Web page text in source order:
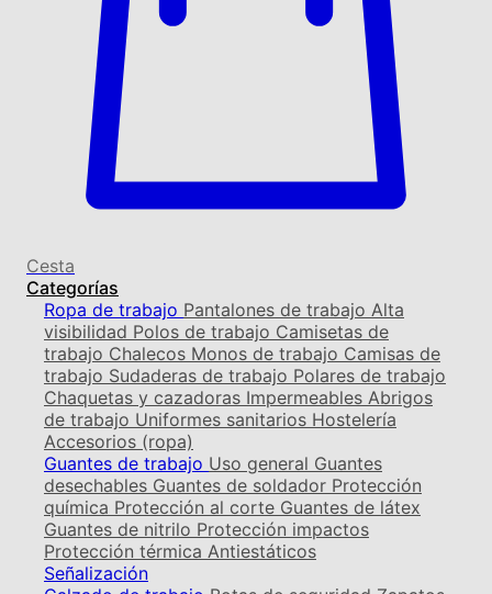
Cesta
Categorías
Ropa de trabajo Pantalones de trabajo Alta
visibilidad Polos de trabajo Camisetas de
trabajo Chalecos Monos de trabajo Camisas de
trabajo Sudaderas de trabajo Polares de trabajo
Chaquetas y cazadoras Impermeables Abrigos
de trabajo Uniformes sanitarios Hostelería
Accesorios (ropa)
Guantes de trabajo Uso general Guantes
desechables Guantes de soldador Protección
química Protección al corte Guantes de látex
Guantes de nitrilo Protección impactos
Protección térmica Antiestáticos
Señalización